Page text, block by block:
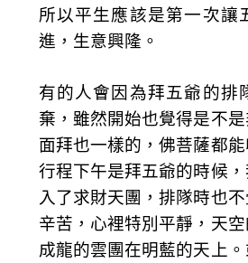
所以平生應該是第一次讓
進，生意興隆。
有的人會因為拜五爺的排
棄，雖然開始也覺得是不
面拜也一樣的，佛菩薩都
行程下午是拜五爺的時候
入了求財天團，排隊時也
辛苦，心裡特別平靜，天
成龍的雲團在明藍的天上